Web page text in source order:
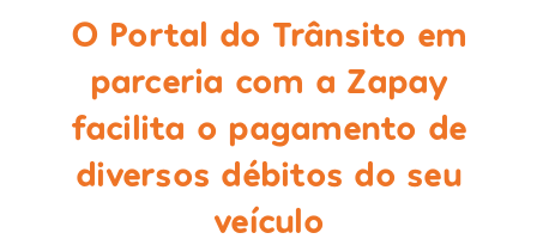
O Portal do Trânsito em
parceria com a Zapay
facilita o pagamento de
diversos débitos do seu
veículo